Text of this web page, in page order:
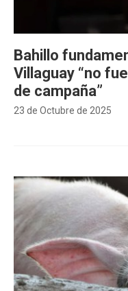
23 de Octubre de 2025
Bahillo
Villaguay “no
de campaña”